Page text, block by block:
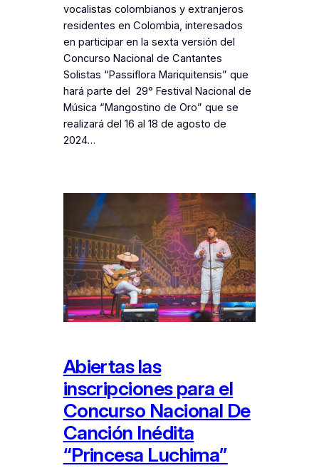
vocalistas colombianos y extranjeros
residentes en Colombia, interesados
en participar en la sexta versión del
Concurso Nacional de Cantantes
Solistas “Passiflora Mariquitensis” que
hará parte del 29° Festival Nacional de
Música “Mangostino de Oro” que se
realizará del 16 al 18 de agosto de
2024…
Abiertas las
inscripciones para el
Concurso Nacional De
Canción Inédita
“Princesa Luchima”